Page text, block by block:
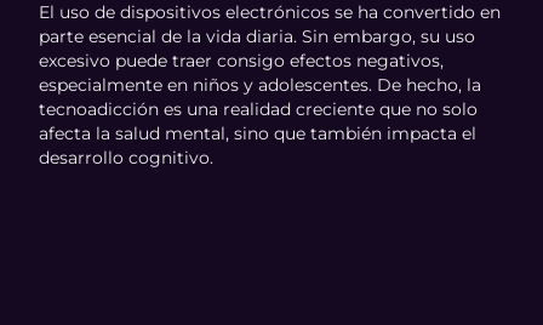
El uso de dispositivos electrónicos se ha convertido en
parte esencial de la vida diaria. Sin embargo, su uso
excesivo puede traer consigo efectos negativos,
especialmente en niños y adolescentes. De hecho, la
tecnoadicción es una realidad creciente que no solo
afecta la salud mental, sino que también impacta el
desarrollo cognitivo.